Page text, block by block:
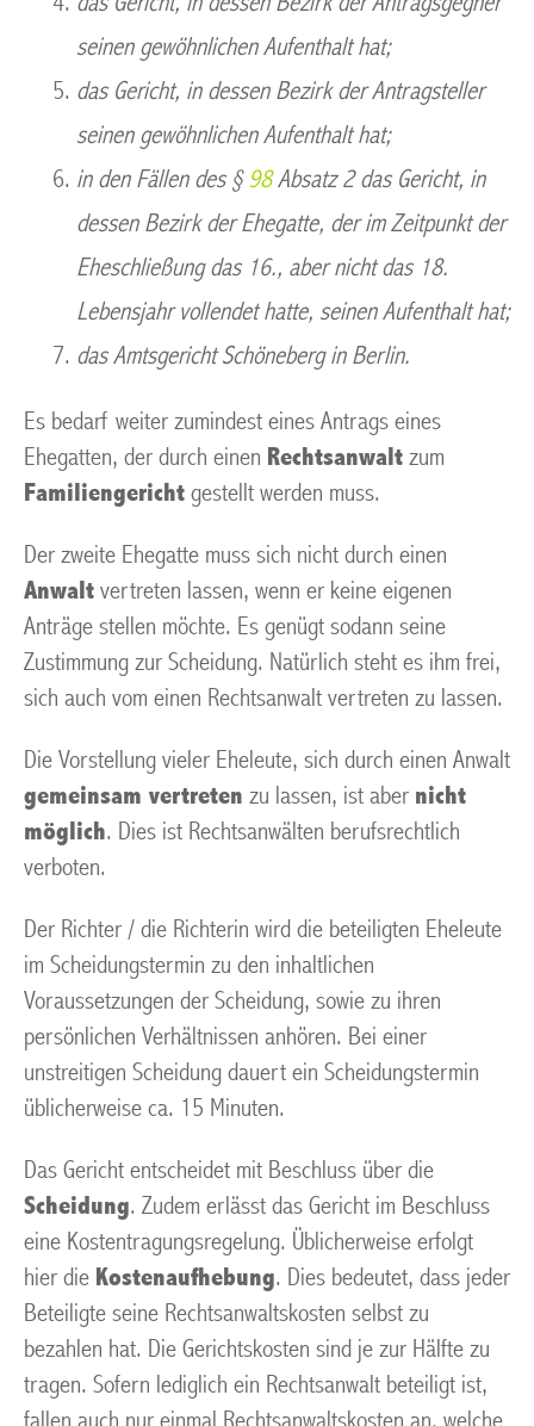
seinen gewöhnlichen Aufenthalt hat;
das Gericht, in dessen Bezirk der Antragsteller
seinen gewöhnlichen Aufenthalt hat;
in den Fällen des § 98Absatz 2 das Gericht, in
dessen Bezirk der Ehegatte, der im Zeitpunkt der
Eheschließung das 16., aber nicht das 18.
Lebensjahr vollendet hatte, seinen Aufenthalt hat;
das Amtsgericht Schöneberg in Berlin.
Es bedarf weiter zumindest eines Antrags eines
Ehegatten, der durch einen Rechtsanwalt zum
Familiengericht gestellt werden muss.
Der zweite Ehegatte muss sich nicht durch einen
Anwalt vertreten lassen, wenn er keine eigenen
Anträge stellen möchte. Es genügt sodann seine
Zustimmung zur Scheidung. Natürlich steht es ihm frei,
sich auch vom einen Rechtsanwalt vertreten zu lassen.
Die Vorstellung vieler Eheleute, sich durch einen Anwalt
gemeinsam vertreten zu lassen, ist aber nicht
möglich. Dies ist Rechtsanwälten berufsrechtlich
verboten.
Der Richter / die Richterin wird die beteiligten Eheleute
im Scheidungstermin zu den inhaltlichen
Voraussetzungen der Scheidung, sowie zu ihren
persönlichen Verhältnissen anhören. Bei einer
unstreitigen Scheidung dauert ein Scheidungstermin
üblicherweise ca. 15 Minuten.
Das Gericht entscheidet mit Beschluss über die
Scheidung. Zudem erlässt das Gericht im Beschluss
eine Kostentragungsregelung. Üblicherweise erfolgt
hier die Kostenaufhebung. Dies bedeutet, dass jeder
Beteiligte seine Rechtsanwaltskosten selbst zu
bezahlen hat. Die Gerichtskosten sind je zur Hälfte zu
tragen. Sofern lediglich ein Rechtsanwalt beteiligt ist,